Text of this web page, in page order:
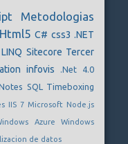
Metodologias
Html5 C# css3.NET
LINQ Sitecore Tercer
infovis
.Net 4.0
SQL Timeboxing
IIS 7 Microsoft Node.js
AzureWindows
de datos